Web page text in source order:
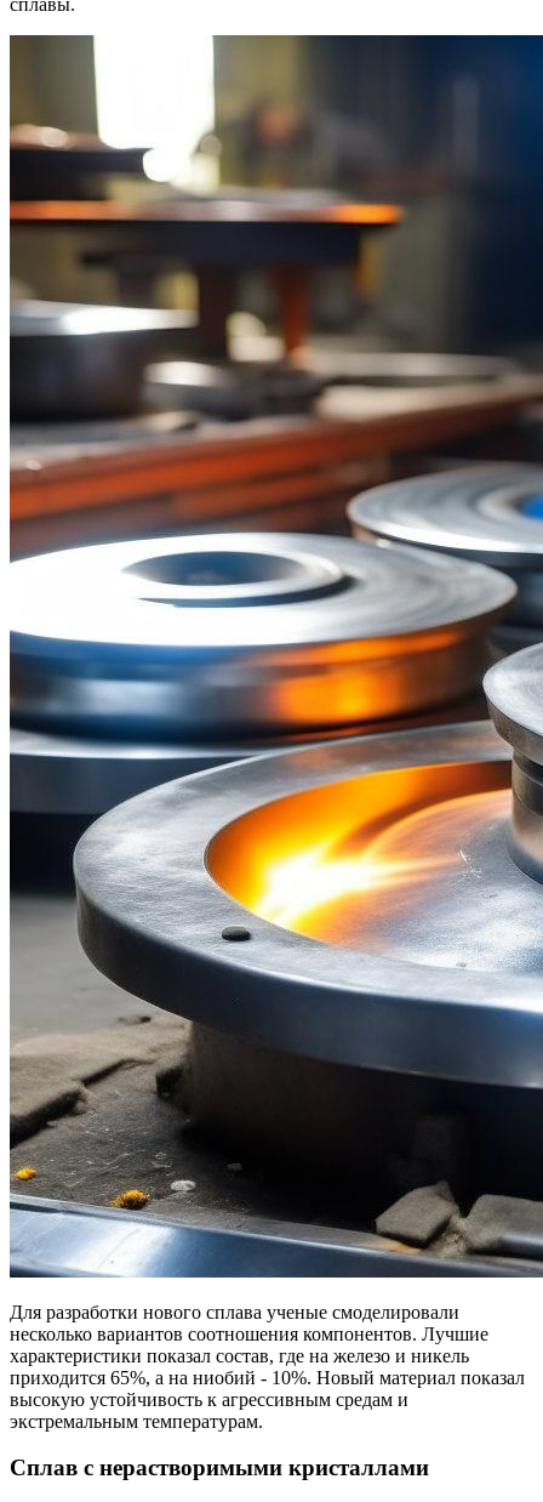
Для разработки нового сплава ученые смоделировали
несколько вариантов соотношения компонентов. Лучшие
характеристики показал состав, где на железо и никель
приходится 65%, а на ниобий - 10%. Новый материал показал
высокую устойчивость к агрессивным средам и
экстремальным температурам.
Сплав с нерастворимыми кристаллами